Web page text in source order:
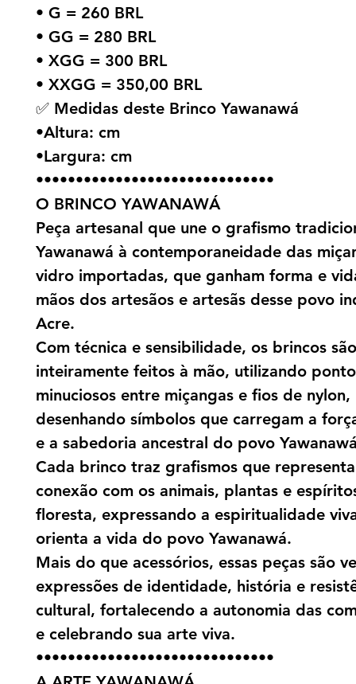
• G = 260 BRL
• GG = 280 BRL
• XGG = 300 BRL
• XXGG = 350,00 BRL
✅ Medidas deste Brinco Yawanawá
•Altura: cm
•Largura: cm
••••••••••••••••••••••••••••••
O BRINCO YAWANAWÁ
Peça artesanal que une o grafismo
Yawanawá à contemporaneidade das
vidro importadas, que ganham forma e
mãos dos artesãos e artesãs desse povo
Acre.
Com técnica e sensibilidade, os brincos são
inteiramente feitos à mão, utilizando
minuciosos entre miçangas e fios de nylon,
desenhando símbolos que carregam a
e a sabedoria ancestral do povo
Cada brinco traz grafismos que
conexão com os animais, plantas e
floresta, expressando a espiritualidade
orienta a vida do povo Yawanawá.
Mais do que acessórios, essas peças são
expressões de identidade, história e
cultural, fortalecendo a autonomia das
e celebrando sua arte viva.
••••••••••••••••••••••••••••••